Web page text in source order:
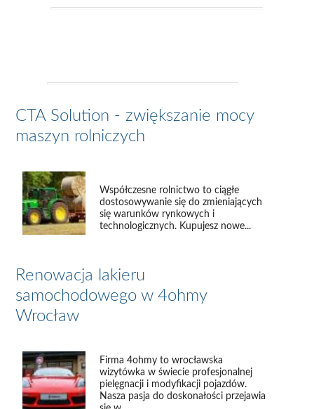
CTA Solution - zwiększanie mocy
maszyn rolniczych
Współczesne rolnictwo to ciągłe
dostosowywanie się do zmieniających
się warunków rynkowych i
technologicznych. Kupujesz nowe...
Renowacja lakieru
samochodowego w 4ohmy
Wrocław
Firma 4ohmy to wrocławska
wizytówka w świecie profesjonalnej
pielęgnacji i modyfikacji pojazdów.
Nasza pasja do doskonałości przejawia